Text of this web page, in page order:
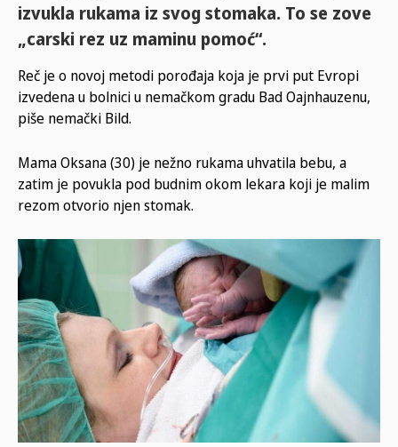
izvukla rukama iz svog stomaka. To se zove
„carski rez uz maminu pomoć“.
Reč je o novoj metodi porođaja koja je prvi put Evropi
izvedena u bolnici u nemačkom gradu Bad Oajnhauzenu,
piše nemački Bild.
Mama Oksana (30) je nežno rukama uhvatila bebu, a
zatim je povukla pod budnim okom lekara koji je malim
rezom otvorio njen stomak.